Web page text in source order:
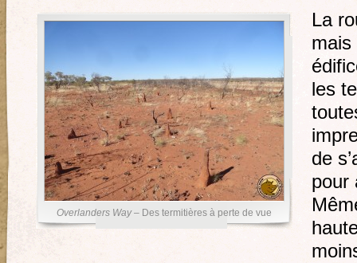
Overlanders Way– Des termitières à perte de vue
La
mais
les
de
pour